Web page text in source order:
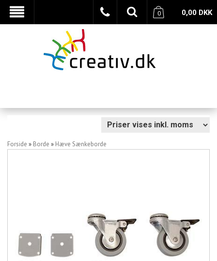
0,00 DKK
0
Forside » Borde » Hæve Sænkeborde